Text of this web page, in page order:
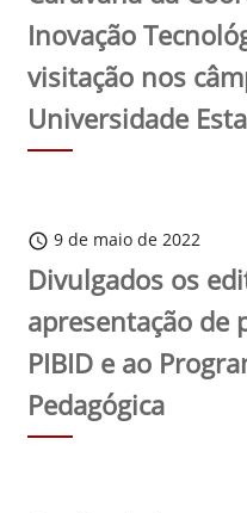
Inovação
visitação nos
Universidade
schedule 9 de maio de 2022
Divulgados os
apresentação de
PIBID e ao
Pedagógica